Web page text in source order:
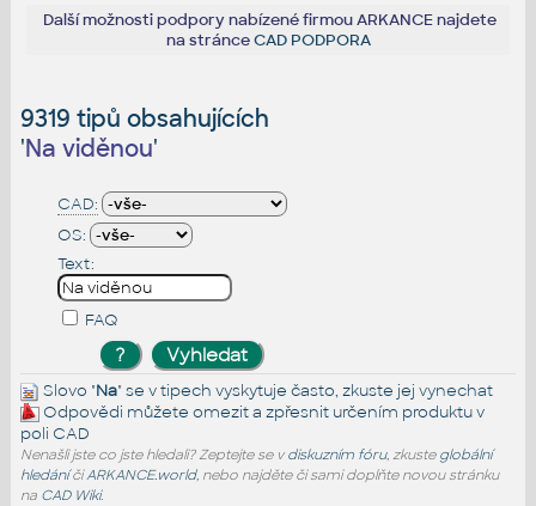
Další možnosti podpory nabízené firmou ARKANCE najdete
na stránceCAD PODPORA
9319 tipů obsahujících
'Na viděnou'
CAD:
OS:
Text:
FAQ
Slovo "Na" se v tipech vyskytuje často, zkuste jej vynechat
Odpovědi můžete omezit a zpřesnit určením produktu v
poli CAD
Nenašli jste co jste hledali? Zeptejte se v diskuzním fóru, zkuste globální
hledáníčiARKANCE.world, nebo najděte či sami doplňte novou stránku
na CAD Wiki.